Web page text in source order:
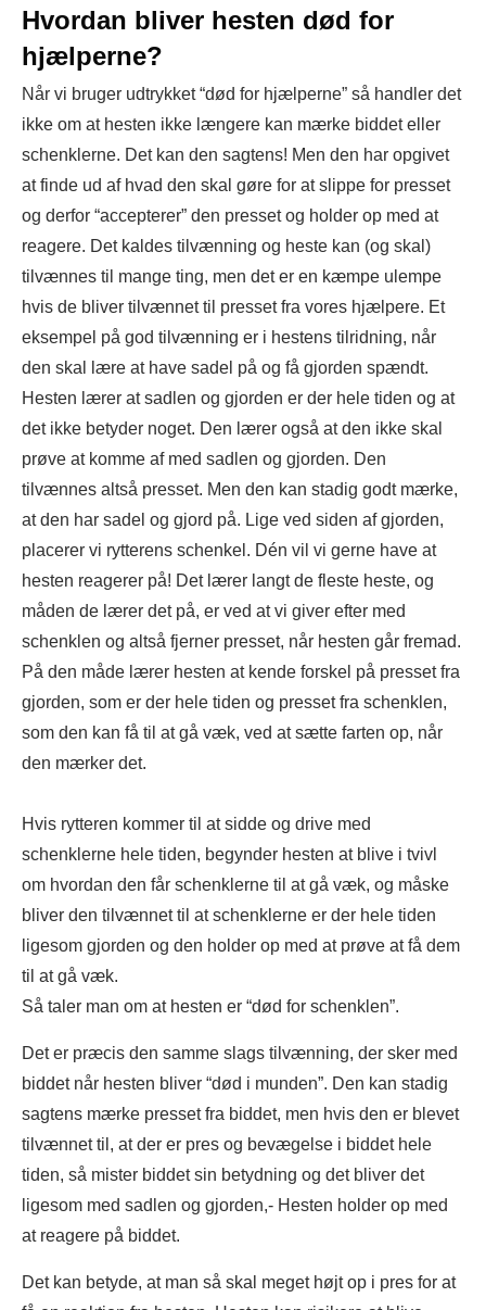
Hvordan bliver hesten død for
hjælperne?
Når vi bruger udtrykket “død for hjælperne” så handler det
ikke om at hesten ikke længere kan mærke biddet eller
schenklerne. Det kan den sagtens! Men den har opgivet
at finde ud af hvad den skal gøre for at slippe for presset
og derfor “accepterer” den presset og holder op med at
reagere. Det kaldes tilvænning og heste kan (og skal)
tilvænnes til mange ting, men det er en kæmpe ulempe
hvis de bliver tilvænnet til presset fra vores hjælpere. Et
eksempel på god tilvænning er i hestens tilridning, når
den skal lære at have sadel på og få gjorden spændt.
Hesten lærer at sadlen og gjorden er der hele tiden og at
det ikke betyder noget. Den lærer også at den ikke skal
prøve at komme af med sadlen og gjorden. Den
tilvænnes altså presset. Men den kan stadig godt mærke,
at den har sadel og gjord på. Lige ved siden af gjorden,
placerer vi rytterens schenkel. Dén vil vi gerne have at
hesten reagerer på! Det lærer langt de fleste heste, og
måden de lærer det på, er ved at vi giver efter med
schenklen og altså fjerner presset, når hesten går fremad.
På den måde lærer hesten at kende forskel på presset fra
gjorden, som er der hele tiden og presset fra schenklen,
som den kan få til at gå væk, ved at sætte farten op, når
den mærker det.
Hvis rytteren kommer til at sidde og drive med
schenklerne hele tiden, begynder hesten at blive i tvivl
om hvordan den får schenklerne til at gå væk, og måske
bliver den tilvænnet til at schenklerne er der hele tiden
ligesom gjorden og den holder op med at prøve at få dem
til at gå væk.
Så taler man om at hesten er “død for schenklen”.
Det er præcis den samme slags tilvænning, der sker med
biddet når hesten bliver “død i munden”. Den kan stadig
sagtens mærke presset fra biddet, men hvis den er blevet
tilvænnet til, at der er pres og bevægelse i biddet hele
tiden, så mister biddet sin betydning og det bliver det
ligesom med sadlen og gjorden,- Hesten holder op med
at reagere på biddet.
Det kan betyde, at man så skal meget højt op i pres for at